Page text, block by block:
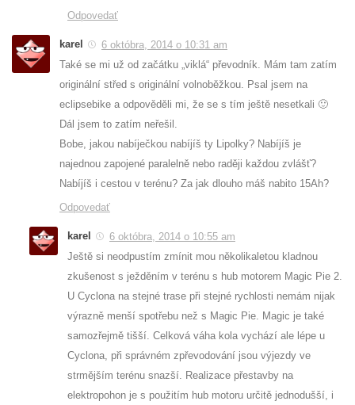
Odpovedať
karel
6 októbra, 2014 o 10:31 am
Také se mi už od začátku „viklá“ převodník. Mám tam zatím
originální střed s originální volnoběžkou. Psal jsem na
eclipsebike a odpověděli mi, že se s tím ještě nesetkali 🙂
Dál jsem to zatím neřešil.
Bobe, jakou nabíječkou nabíjíš ty Lipolky? Nabíjíš je
najednou zapojené paralelně nebo raději každou zvlášť?
Nabíjíš i cestou v terénu? Za jak dlouho máš nabito 15Ah?
Odpovedať
karel
6 októbra, 2014 o 10:55 am
Ještě si neodpustím zmínit mou několikaletou kladnou
zkušenost s ježděním v terénu s hub motorem Magic Pie 2.
U Cyclona na stejné trase při stejné rychlosti nemám nijak
výrazně menší spotřebu než s Magic Pie. Magic je také
samozřejmě tišší. Celková váha kola vychází ale lépe u
Cyclona, při správném zpřevodování jsou výjezdy ve
strmějším terénu snazší. Realizace přestavby na
elektropohon je s použitím hub motoru určitě jednodušší, i